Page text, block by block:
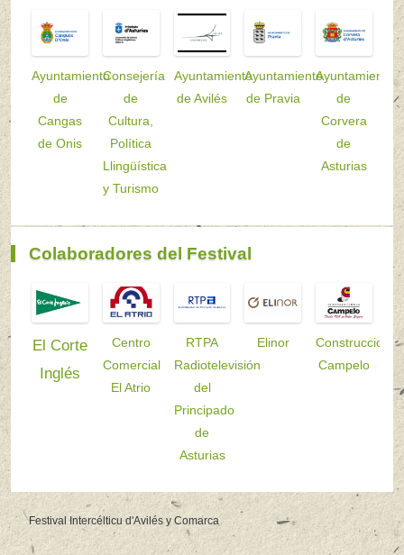
Ayuntamiento
de
Cangas
de Onis
Consejería
de
Cultura,
Política
Llingüística
y Turismo
Ayuntamiento
de Avilés
Ayuntamiento
de Pravia
Ayuntamiento
de
Corvera
de
Asturias
Colaboradores del Festival
El Corte
Inglés
Centro
Comercial
El Atrio
RTPA
Radiotelevisión
del
Principado
de
Asturias
Elinor
Construcciones
Campelo
Festival Intercélticu d'Avilés y Comarca